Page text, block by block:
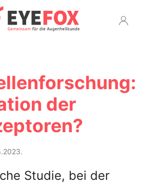
der
Studie, bei der